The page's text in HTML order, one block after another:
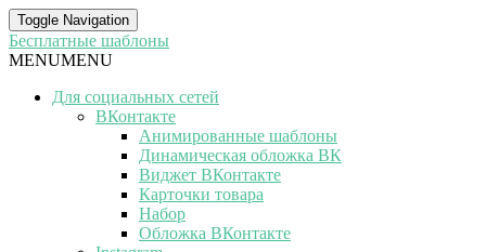
Toggle Navigation
Бесплатные шаблоны
MENUMENU
Для социальных сетей
ВКонтакте
Анимированные шаблоны
Динамическая обложка ВК
Виджет ВКонтакте
Карточки товара
Набор
Обложка ВКонтакте